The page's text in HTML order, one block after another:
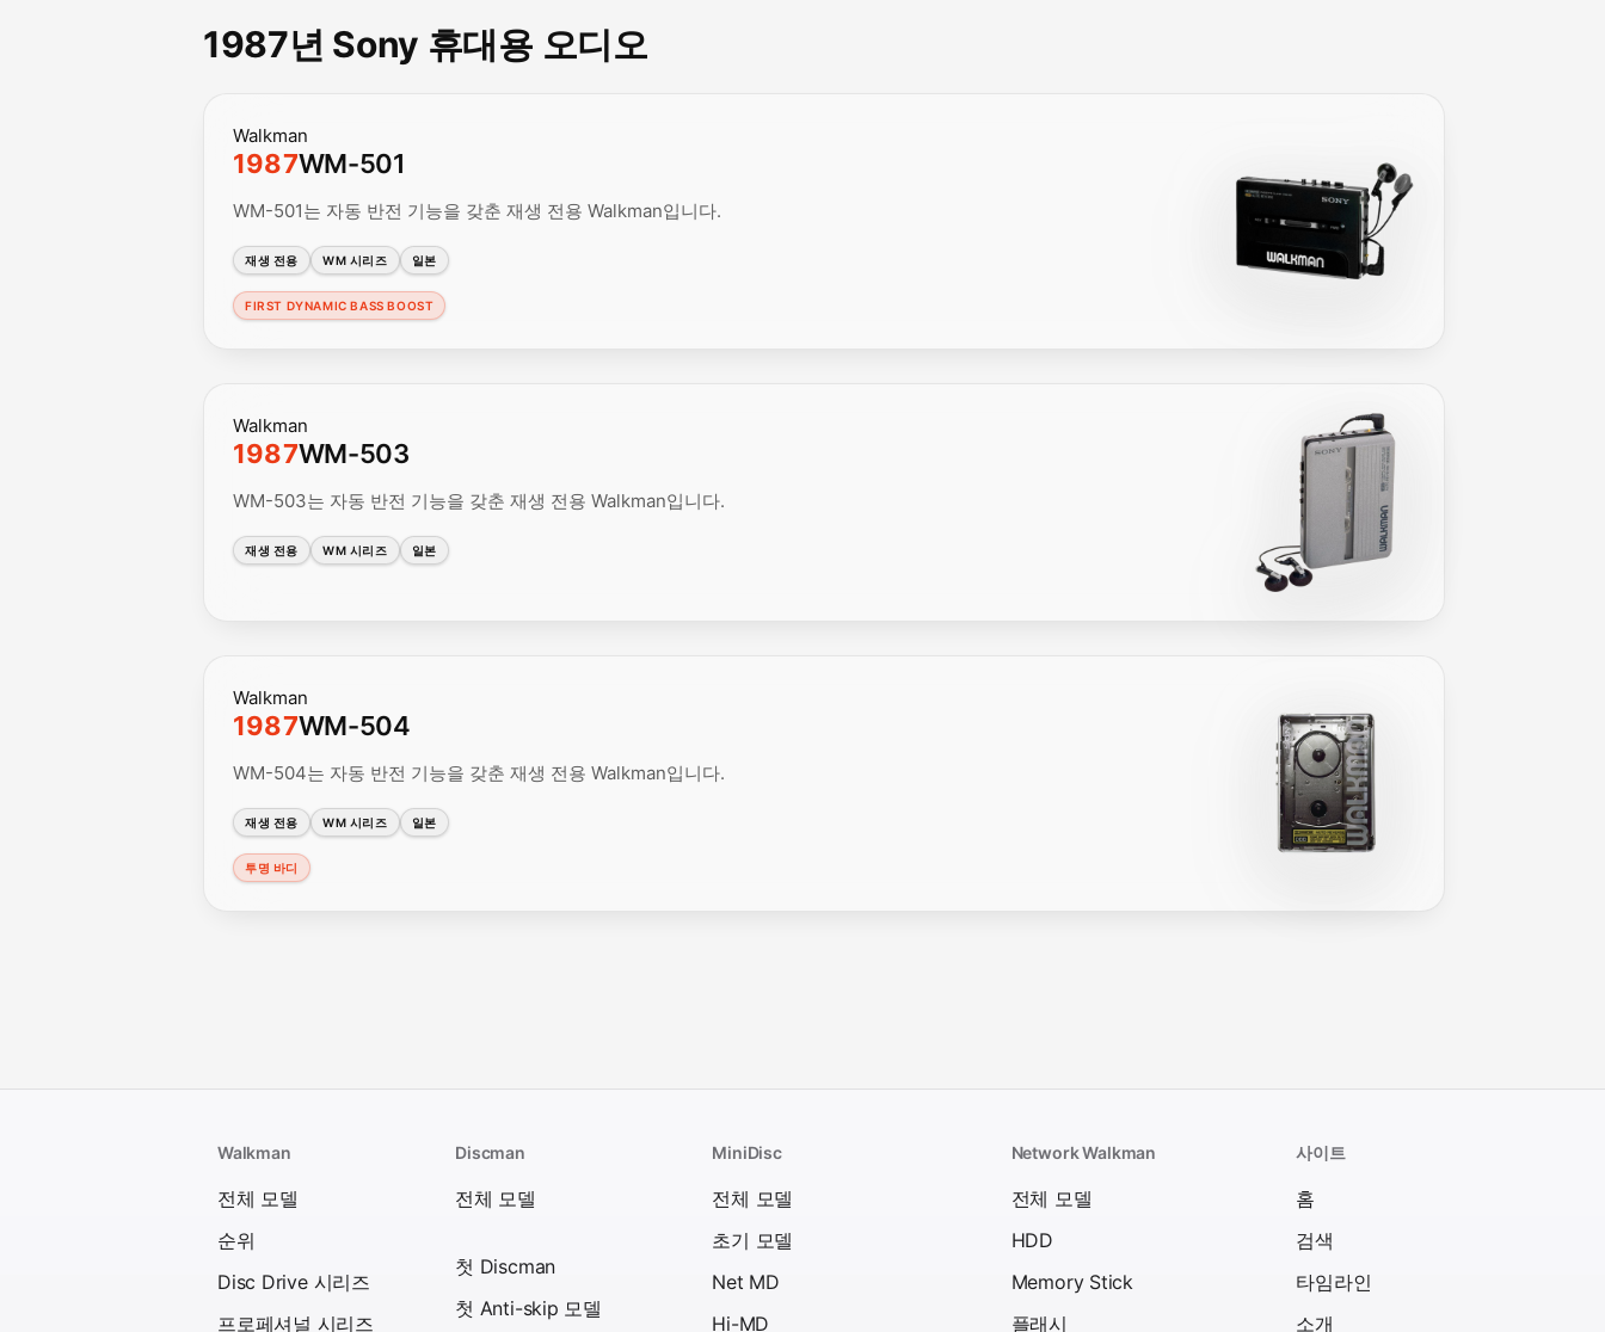
1987년 Sony 휴대용 오디오
Walkman
1987WM-501
WM-501는 자동 반전 기능을 갖춘 재생 전용 Walkman입니다.
재생 전용 WM 시리즈 일본
FIRST DYNAMIC BASS BOOST
Walkman
1987WM-503
WM-503는 자동 반전 기능을 갖춘 재생 전용 Walkman입니다.
재생 전용 WM 시리즈 일본
Walkman
1987WM-504
WM-504는 자동 반전 기능을 갖춘 재생 전용 Walkman입니다.
재생 전용 WM 시리즈 일본
투명 바디
Walkman
전체 모델
순위
Disc Drive 시리즈
프로페셔널 시리즈
Discman
전체 모델
첫 Discman
첫 Anti-skip 모델
MiniDisc
전체 모델
초기 모델
Net MD
Hi-MD
Network Walkman
전체 모델
HDD
Memory Stick
플래시
사이트
홈
검색
타임라인
소개